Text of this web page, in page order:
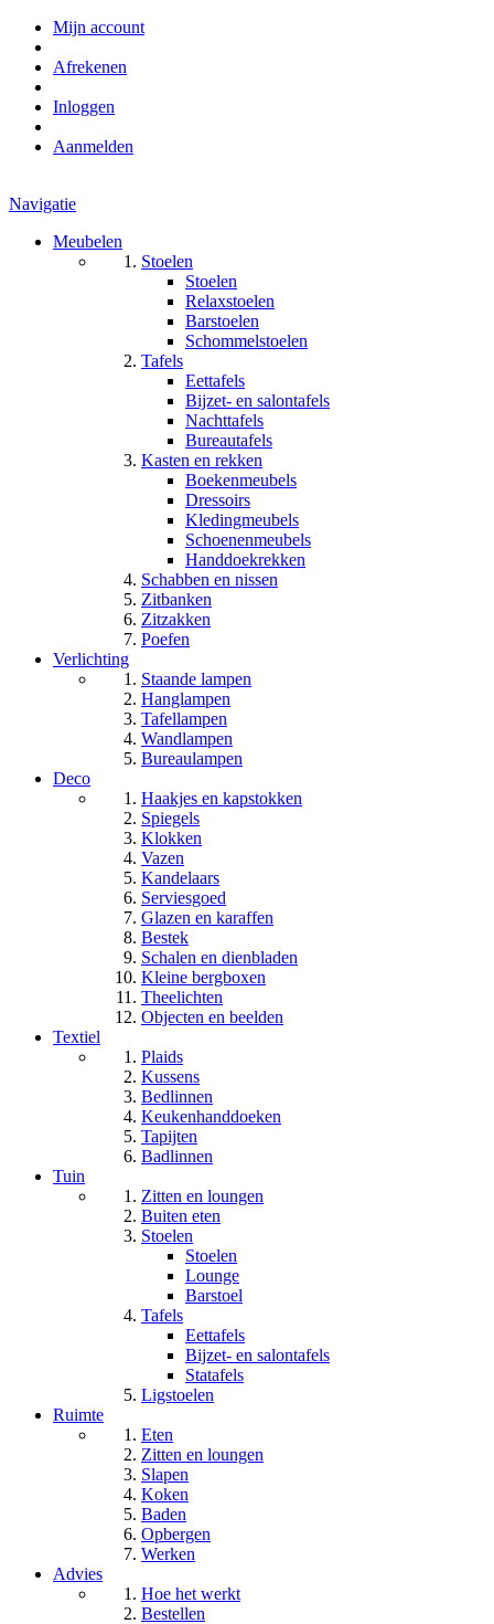
Mijn account
Afrekenen
Inloggen
Aanmelden
Navigatie
Meubelen
Stoelen
Stoelen
Relaxstoelen
Barstoelen
Schommelstoelen
Tafels
Eettafels
Bijzet- en salontafels
Nachttafels
Bureautafels
Kasten en rekken
Boekenmeubels
Dressoirs
Kledingmeubels
Schoenenmeubels
Handdoekrekken
Schabben en nissen
Zitbanken
Zitzakken
Poefen
Verlichting
Staande lampen
Hanglampen
Tafellampen
Wandlampen
Bureaulampen
Deco
Haakjes en kapstokken
Spiegels
Klokken
Vazen
Kandelaars
Serviesgoed
Glazen en karaffen
Bestek
Schalen en dienbladen
Kleine bergboxen
Theelichten
Objecten en beelden
Textiel
Plaids
Kussens
Bedlinnen
Keukenhanddoeken
Tapijten
Badlinnen
Tuin
Zitten en loungen
Buiten eten
Stoelen
Stoelen
Lounge
Barstoel
Tafels
Eettafels
Bijzet- en salontafels
Statafels
Ligstoelen
Ruimte
Eten
Zitten en loungen
Slapen
Koken
Baden
Opbergen
Werken
Advies
Hoe het werkt
Bestellen